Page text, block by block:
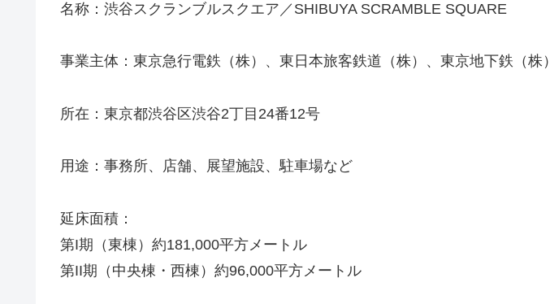
名称：渋谷スクランブルスクエア／SHIBUYA SCRAMBLE SQUARE
事業主体：東京急行電鉄（株）、東日本旅客鉄道（株）、東京地下鉄（株）
所在：東京都渋谷区渋谷2丁目24番12号
用途：事務所、店舗、展望施設、駐車場など
延床面積：
第I期（東棟）約181,000平方メートル
第II期（中央棟・西棟）約96,000平方メートル